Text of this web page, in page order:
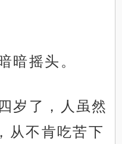
暗摇头。
岁了，人虽然
从不肯吃苦下